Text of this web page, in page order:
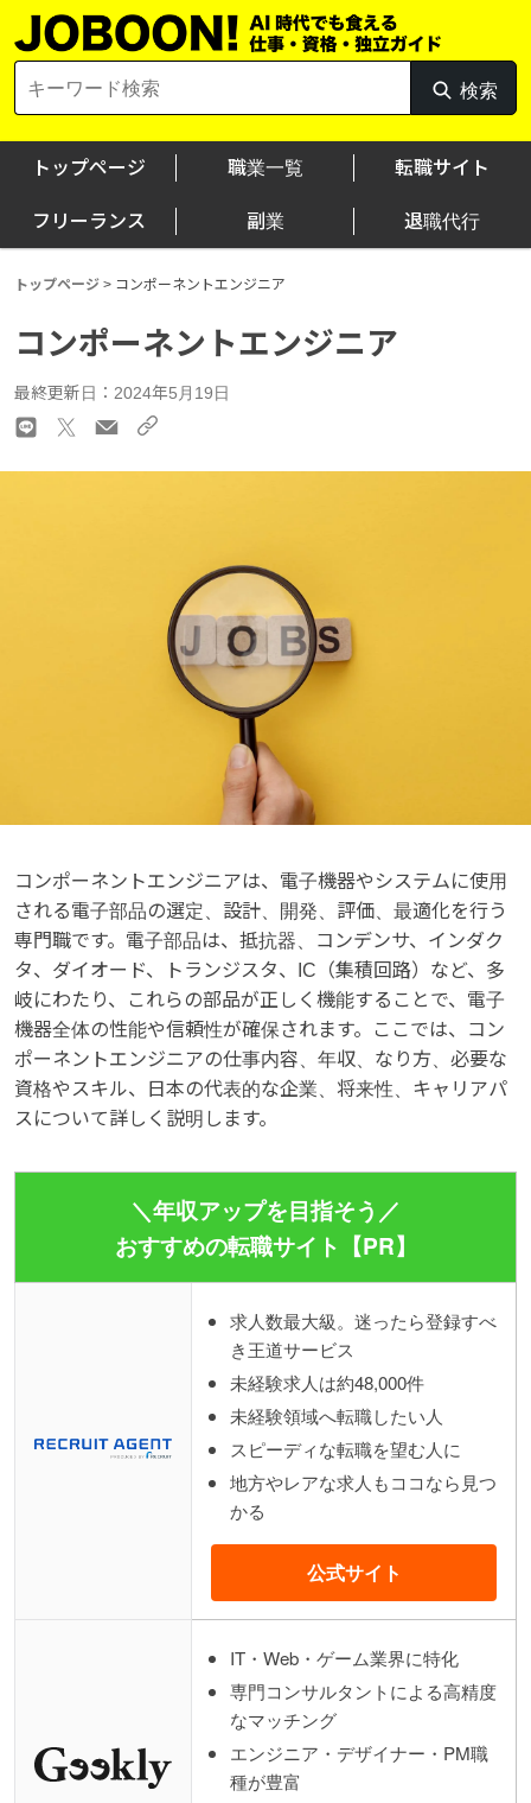
Skip
to
for:
検索
検
索
トップページ 職業一覧 転職サイト
フリーランス 副業 退職代行
トップページ > コンポーネントエンジニア
コンポーネントエンジニア
最終更新日：2024年5月19日
コンポーネントエンジニアは、電子機器やシステムに使用
される電子部品の選定、設計、開発、評価、最適化を行う
専門職です。電子部品は、抵抗器、コンデンサ、インダク
タ、ダイオード、トランジスタ、IC（集積回路）など、多
岐にわたり、これらの部品が正しく機能することで、電子
機器全体の性能や信頼性が確保されます。ここでは、コン
ポーネントエンジニアの仕事内容、年収、なり方、必要な
資格やスキル、日本の代表的な企業、将来性、キャリアパ
スについて詳しく説明します。
＼年収アップを目指そう／
おすすめの転職サイト【PR】
求人数最大級。迷ったら登録すべ
き王道サービス
未経験求人は約48,000件
未経験領域へ転職したい人
スピーディな転職を望む人に
地方やレアな求人もココなら見つ
かる
公式サイト
IT・Web・ゲーム業界に特化
専門コンサルタントによる高精度
なマッチング
エンジニア・デザイナー・PM職
種が豊富